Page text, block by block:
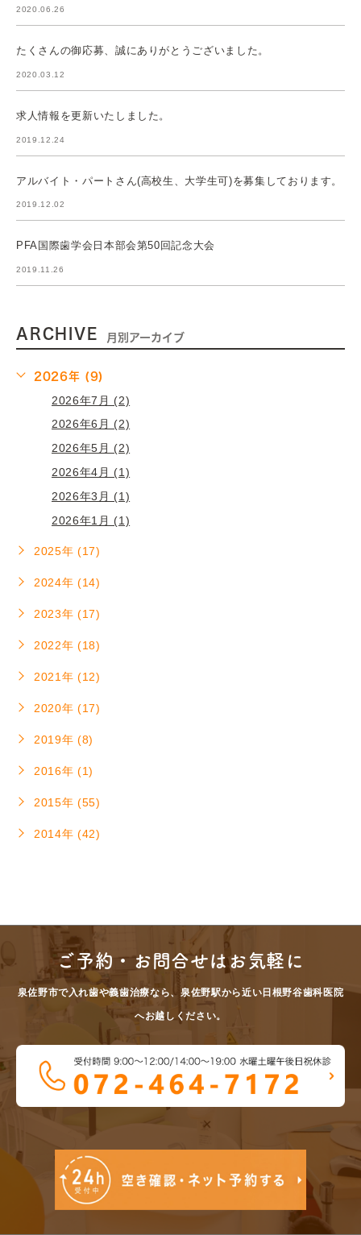
2020.06.26
たくさんの御応募、誠にありがとうございました。
2020.03.12
求人情報を更新いたしました。
2019.12.24
アルバイト・パートさん(高校生、大学生可)を募集しております。
2019.12.02
PFA国際歯学会日本部会第50回記念大会
2019.11.26
ARCHIVE 月別アーカイブ
2026年 (9)
2026年7月 (2)
2026年6月 (2)
2026年5月 (2)
2026年4月 (1)
2026年3月 (1)
2026年1月 (1)
2025年 (17)
2024年 (14)
2023年 (17)
2022年 (18)
2021年 (12)
2020年 (17)
2019年 (8)
2016年 (1)
2015年 (55)
2014年 (42)
ご予約・お問合せはお気軽に
泉佐野市で入れ歯や義歯治療なら、泉佐野駅から近い日根野谷歯科医院
へお越しください。